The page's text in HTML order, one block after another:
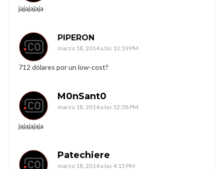
jajajajaja
PIPERON
marzo 18, 2014 a las 12:19 PM
712 dólares por un low-cost?
M0nSant0
marzo 18, 2014 a las 12:38 PM
jajajajaja
Patechiere
marzo 18, 2014 a las 4:15 PM